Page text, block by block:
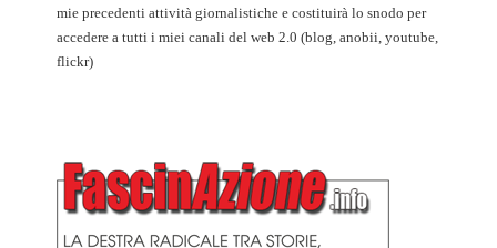
mie precedenti attività giornalistiche e costituirà lo snodo per
accedere a tutti i miei canali del web 2.0 (blog, anobii, youtube,
flickr)